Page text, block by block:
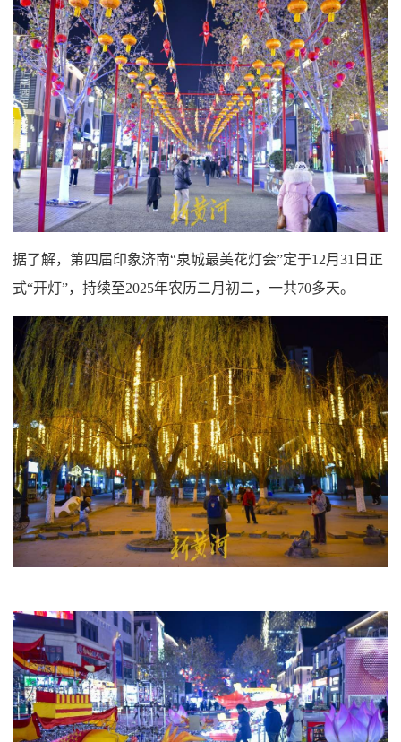
据了解，第四届印象济南“泉城最美花灯会”定于12月31日正
式“开灯”，持续至2025年农历二月初二，一共70多天。